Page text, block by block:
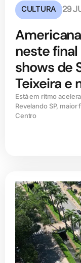
CULTURA 29
neste
shows de
Teixeira e
Está em ritmo
Revelando SP,
Centro